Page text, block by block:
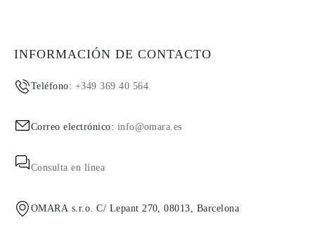
INFORMACIÓN DE CONTACTO
Teléfono: +349 369 40 564
Correo electrónico: info@omara.es
Consulta en línea
OMARA s.r.o. C/ Lepant 270, 08013, Barcelona